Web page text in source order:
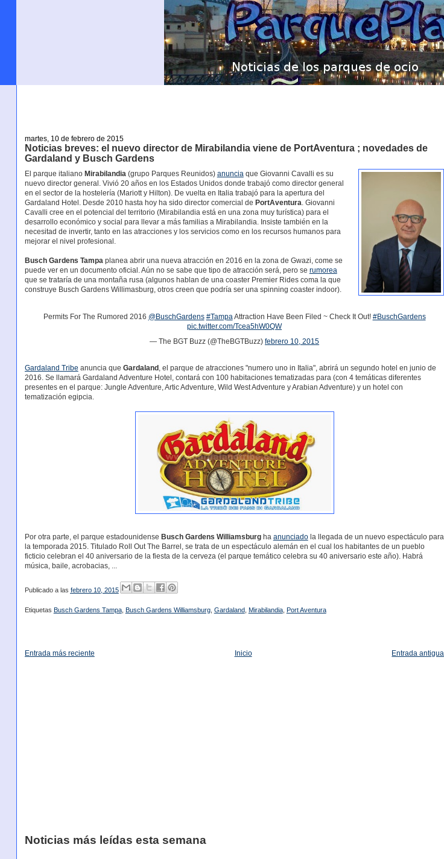
martes, 10 de febrero de 2015
Noticias breves: el nuevo director de Mirabilandia viene de PortAventura ; novedades de
Gardaland y Busch Gardens
El parque italiano Mirabilandia(grupo Parques Reunidos) anunciaque Giovanni Cavalli es su
nuevo director general. Vivió 20 años en los Estados Unidos donde trabajó como director general
en el sector de la hostelería (Mariott y Hilton). De vuelta en Italia trabajó para la apertura del
Gardaland Hotel. Desde 2010 hasta hoy ha sido director comercial de PortAventura. Giovanni
Cavalli cree en el potencial del territorio (Mirabilandia está en una zona muy turística) para el
desarrollo económico y social para llevar a más familias a Mirabilandia. Insiste también en la
necesitad de invertir, tanto en las atracciones y los servicios como en los recursos humanos para
mejorar el nivel profesional.
Busch Gardens Tampaplanea abrir una nueva atracción en 2016 en la zona de Gwazi, come se
puede ver en un documento oficial. Aún no se sabe que tipo de atracción será, pero se rumorea
que se trataría de una montaña rusa (algunos hablan de una coaster Premier Rides coma la que
construye Busch Gardens Willimasburg, otros creen que podría ser una spinning coaster indoor).
Permits For The Rumored 2016 @BuschGardens #Tampa Attraction Have Been Filed ~ Check It Out! #BuschGardens
pic.twitter.com/Tcea5hW0QW
— The BGT Buzz (@TheBGTBuzz)febrero 10, 2015
Gardaland Tribe anuncia que Gardaland , el parque de atracciones "numero uno in Italia", abrirá un segundo hotel en junio de
2016. Se llamará Gardaland Adventure Hotel, contará con 100 habitaciones tematizadas para (con 4 temáticas diferentes
presentes en el parque: Jungle Adventure, Artic Adventure, Wild West Adventure y Arabian Adventure) y un hotel con
tematización egipcia.
Por otra parte, el parque estadounidense Busch Gardens Williamsburgha anunciadola llegada de un nuevo espectáculo para
la temporada 2015. Titulado Roll Out The Barrel, se trata de un espectáculo alemán en el cual los habitantes de un pueblo
ficticio celebran el 40 aniversario de la fiesta de la cerveza (el parque temático celebra su 40 aniversario este año). Habrá
música, baile, acrobacias, ...
Publicado a las febrero 10, 2015
Etiquetas Busch Gardens Tampa, Busch Gardens Williamsburg, Gardaland, Mirabilandia, Port Aventura
Entrada más reciente Entrada antigua
Inicio
Noticias más leídas esta semana